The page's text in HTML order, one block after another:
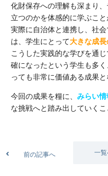
化財保存への理解も深まり
立つのかを体感的に学ぶこと
実際に自治体と連携し、社
は、学生にとって大きな成
こうした実践的な学びを通
確になったという学生も多
っても非常に価値ある成果と
今回の成果を糧に、みらい
な挑戦へと踏み出していく
前の記事へ 一